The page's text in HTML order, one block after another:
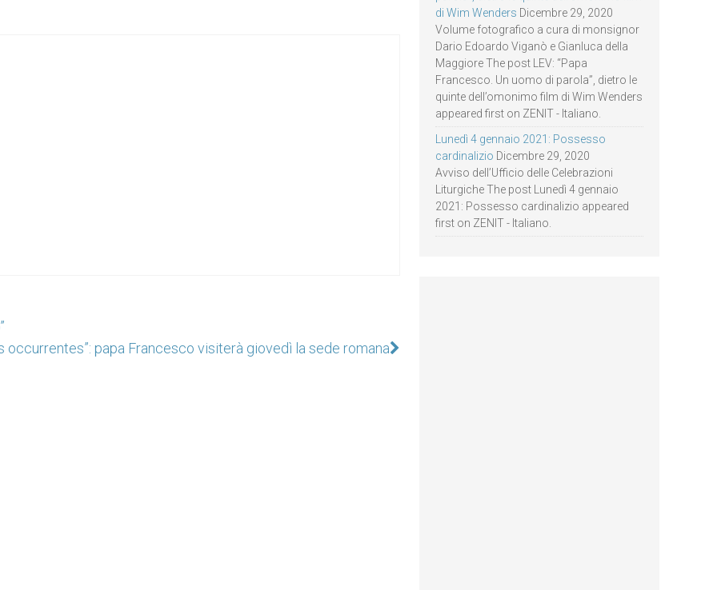
occurrentes”: papa Francesco visiterà giovedì la sede romana
di Wim Wenders Dicembre 29, 2020
Volume fotografico a cura di monsignor
Dario Edoardo Viganò e Gianluca della
Maggiore The post LEV: “Papa
Francesco. Un uomo di parola”, dietro le
quinte dell’omonimo film di Wim Wenders
appeared first on ZENIT - Italiano.
Lunedì 4 gennaio 2021: Possesso
cardinalizio Dicembre 29, 2020
Avviso dell’Ufficio delle Celebrazioni
Liturgiche The post Lunedì 4 gennaio
2021: Possesso cardinalizio appeared
first on ZENIT - Italiano.